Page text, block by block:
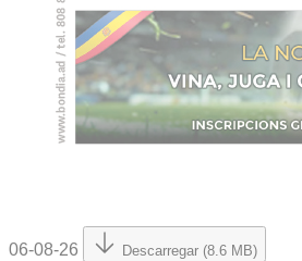
06-08-26 Descarregar (8.6 MB)